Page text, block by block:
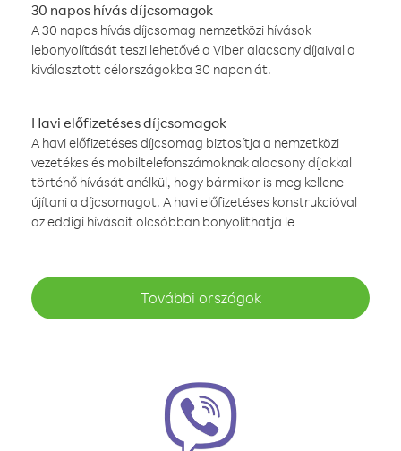
30 napos hívás díjcsomagok
A 30 napos hívás díjcsomag nemzetközi hívások
lebonyolítását teszi lehetővé a Viber alacsony díjaival a
kiválasztott célországokba 30 napon át.
Havi előfizetéses díjcsomagok
A havi előfizetéses díjcsomag biztosítja a nemzetközi
vezetékes és mobiltelefonszámoknak alacsony díjakkal
történő hívását anélkül, hogy bármikor is meg kellene
újítani a díjcsomagot. A havi előfizetéses konstrukcióval
az eddigi hívásait olcsóbban bonyolíthatja le
További országok